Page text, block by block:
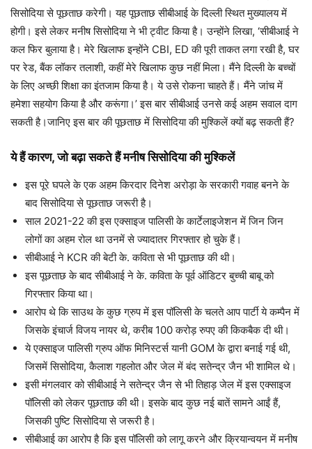
सिसोदिया से पूछताछ करेगी। यह पूछताछ सीबीआई के दिल्ली स्थित मुख्यालय में
होगी। इसे लेकर मनीष सिसोदिया ने भी ट्वीट किया है। उन्होंने लिखा, ‘सीबीआई ने
कल फिर बुलाया है। मेरे खिलाफ इन्होंने CBI, ED की पूरी ताकत लगा रखी है, घर
पर रेड, बैंक लॉकर तलाशी, कहीं मेरे खिलाफ कुछ नहीं मिला। मैंने दिल्ली के बच्चों
के लिए अच्छी शिक्षा का इंतजाम किया है। ये उसे रोकना चाहते हैं। मैंने जांच में
हमेशा सहयोग किया है और करूंगा।’ इस बार सीबीआई उनसे कई अहम सवाल दाग
सकती है।जानिए इस बार की पूछताछ में सिसोदिया की मुश्किलें क्यों बढ़ सकती हैं?
ये हैं कारण, जो बढ़ा सकते हैं ​मनीष सिसोदिया की मुश्किलें
इस पूरे घपले के एक अहम किरदार दिनेश अरोड़ा के सरकारी गवाह बनने के
बाद सिसोदिया से पूछताछ जरूरी है।
साल 2021-22 की इस एक्साइज पालिसी के कार्टेलाइजेशन में जिन जिन
लोगों का अहम रोल था उनमें से ज्यादातर गिरफ्तार हो चुके हैं।
सीबीआई ने KCR की बेटी के. कविता से भी पूछताछ की थी।
इस पूछताछ के बाद सीबीआई ने के. कविता के पूर्व ऑडिटर बुच्ची बाबू को
गिरफ्तार किया था।
आरोप थे कि साउथ के कुछ ग्रुप में इस पॉलिसी के चलते आप पार्टी ये कम्पैन में
जिसके इंचार्ज विजय नायर थे, करीब 100 करोड़ रुपए की किकबैक दी थी।
ये एक्साइज पालिसी ग्रुप ऑफ मिनिस्टर्स यानी GOM के द्वारा बनाई गई थी,
जिसमें सिसोदिया, कैलाश गहलोत और जेल में बंद सतेन्द्र जैन भी शामिल थे।
इसी मंगलवार को सीबीआई ने सतेन्द्र जैन से भी तिहाड़ जेल में इस एक्साइज
पॉलिसी को लेकर पूछताछ की थी। इसके बाद कुछ नई बातें सामने आईं हैं,
जिसकी पुष्टि सिसोदिया से जरूरी है।
सीबीआई का आरोप है कि इस पॉलिसी को लागू करने और क्रियान्वयन में मनीष